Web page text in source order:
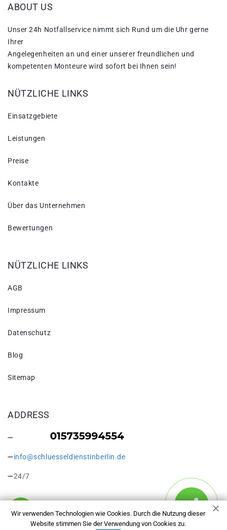
Wir verwenden Technologien wie Cookies. Durch die Nutzung dieser
Website stimmen Sie der Verwendung von Cookies zu.
ABOUT US
Unser 24h Notfallservice nimmt sich Rund um die Uhr gerne
Ihrer
Angelegenheiten an und einer unserer freundlichen und
kompetenten Monteure wird sofort bei Ihnen sein!
NÜTZLICHE LINKS
Einsatzgebiete
Leistungen
Preise
Kontakte
Über das Unternehmen
Bewertungen
NÜTZLICHE LINKS
AGB
Impressum
Datenschutz
Blog
Sitemap
ADDRESS
info@schluesseldienstinberlin.de
24/7